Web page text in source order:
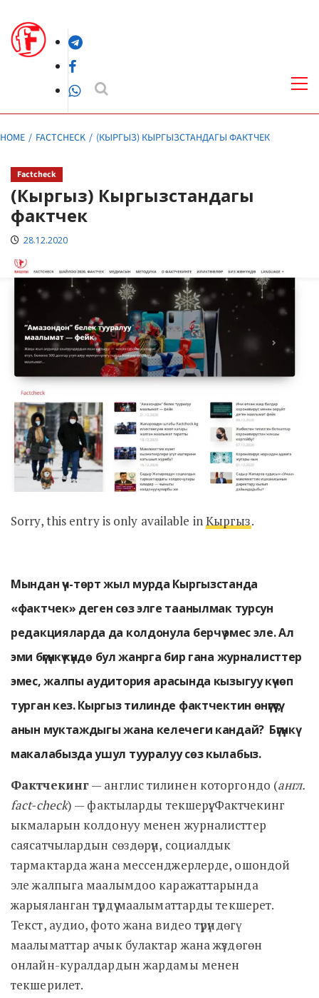
content
Telegram
Facebook
WhatsApp
HOME FACTCHECK (КЫРГЫЗ) КЫРГЫЗСТАНДАГЫ ФАКТЧЕК
Factcheck
(Кыргыз) Кыргызстандагы
фактчек
28.12.2020
Sorry, this entry is only available in Кыргыз.
Мындан үч-төрт жыл мурда Кыргызстанда
«фактчек» деген сөз элге таанылмак турсун
редакцияларда да колдонула берчү эмес эле. Ал
эми бүгүнкү күндө бул жанрга бир гана журналисттер
эмес, жалпы аудитория арасында кызыгуу күчөп
турган кез. Кыргыз тилинде фактчектин өнүгүүсү,
анын муктаждыгы жана келечеги кандай? Бүгүнкү
макалабызда ушул тууралуу сөз кылабыз.
Фактчекинг— англис тилинен которгондо (англ.
fact-check) — фактыларды текшерүү. Фактчекинг
ыкмаларын колдонуу менен журналисттер
саясатчылардын сөздөрүн, социалдык
тармактарда жана мессенджерлерде, ошондой
эле жалпыга маалымдоо каражаттарында
жарыяланган түрдүү маалыматтарды текшерет.
Текст, аудио, фото жана видео түрүндөгү
маалыматтар ачык булактар жана жүздөгөн
онлайн-куралдардын жардамы менен
текшерилет.